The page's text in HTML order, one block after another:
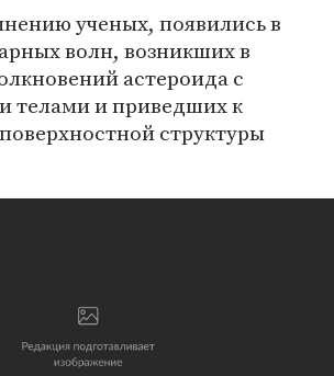
ученых, появились в
волн, возникших в
астероида с
телами и приведших к
структуры